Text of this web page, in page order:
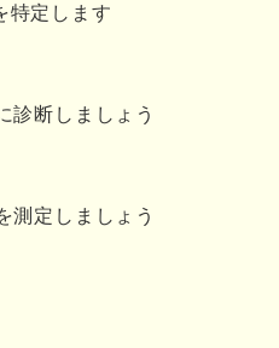
特定します
診断しましょう
測定しましょう